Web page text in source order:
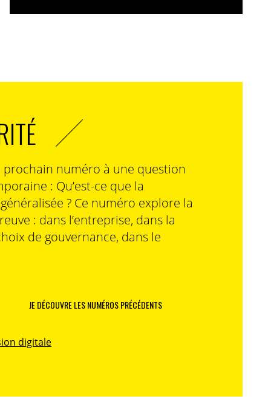
prochain numéro à une question
: Qu’est-ce que la
? Ce numéro explore la
: dans l’entreprise, dans la
de gouvernance, dans le
JE DÉCOUVRE LES NUMÉROS PRÉCÉDENTS
digitale